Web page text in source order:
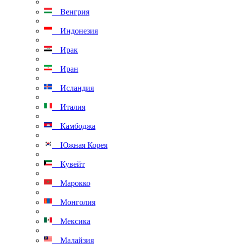
Венгрия
Индонезия
Ирак
Иран
Исландия
Италия
Камбоджа
Южная Корея
Кувейт
Марокко
Монголия
Мексика
Малайзия